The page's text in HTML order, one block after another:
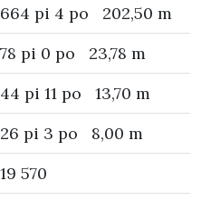
664 pi 4 po 202,50 m
78 pi 0 po 23,78 m
44 pi 11 po 13,70 m
26 pi 3 po 8,00 m
19 570